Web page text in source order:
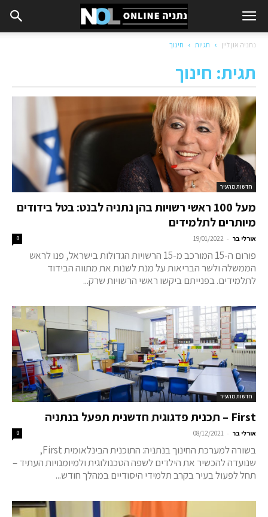
נתניה און ליין תגיות חינוך
תגית: חינוך
חדשות מהעיר
מעל 100 ראשי רשויות בהן נתניה לבנט: בטל בידודים
מיותרים לתלמידים
אורלי בר -
19/01/2022
0
פורום ה-15 המורכב מ-15 הרשויות הגדולות בישראל, פנו לראש
הממשלה ולשר הבריאות על מנת לשנות את מתווה הבידוד
לתלמידים. בפנייתם ביקשו ראשי הרשויות שרק...
חדשות מהעיר
First – תכנית פדגוגית חדשנית תפעל בנתניה
אורלי בר -
08/12/2021
0
בשורה למערכת החינוך בנתניה: התוכנית הבינלאומית First,
שנועדה להכשיר את הילדים לשפה הטכנולוגית ולמיומנויות העתיד –
תחל לפעול בעיר בקרב תלמידי היסודיים במהלך חודש...